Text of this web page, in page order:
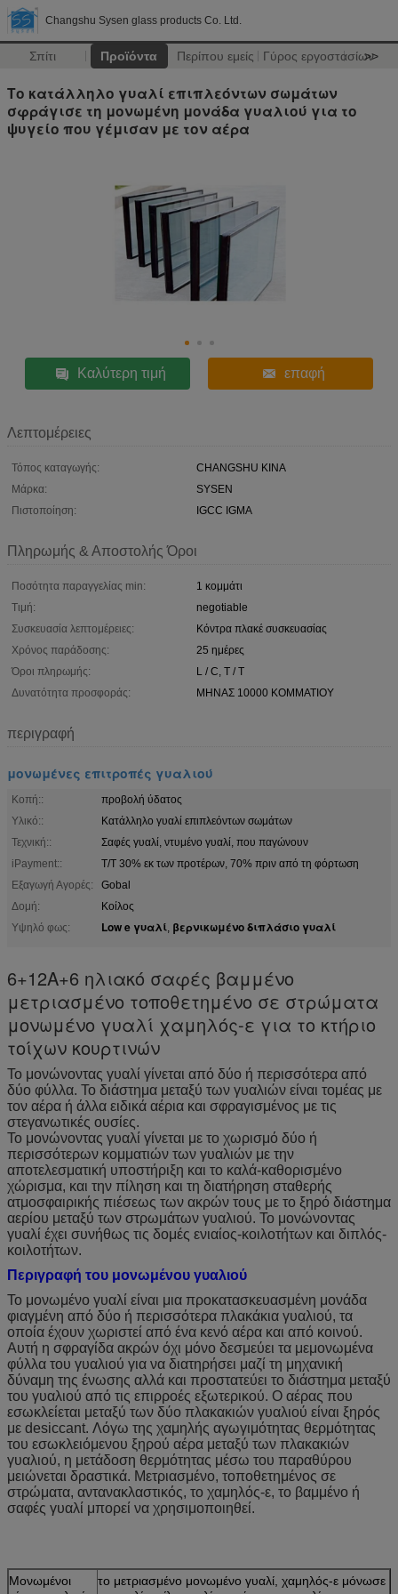
Changshu Sysen glass products Co. Ltd.
Σπίτι Προϊόντα Περίπου εμείς Γύρος εργοστασίων
>>
Το κατάλληλο γυαλί επιπλεόντων σωμάτων
σφράγισε τη μονωμένη μονάδα γυαλιού για το
ψυγείο που γέμισαν με τον αέρα
Καλύτερη τιμή επαφή
Λεπτομέρειες
Τόπος καταγωγής:
CHANGSHU ΚΙΝΑ
Μάρκα:
SYSEN
Πιστοποίηση:
IGCC IGMA
Πληρωμής & Αποστολής Όροι
Ποσότητα παραγγελίας min:
1 κομμάτι
Τιμή:
negotiable
Συσκευασία λεπτομέρειες:
Κόντρα πλακέ συσκευασίας
Χρόνος παράδοσης:
25 ημέρες
Όροι πληρωμής:
L / C, T / T
Δυνατότητα προσφοράς:
ΜΗΝΑΣ 10000 ΚΟΜΜΑΤΙΟΥ
περιγραφή
μονωμένες επιτροπές γυαλιού
Κοπή::
προβολή ύδατος
Υλικό::
Κατάλληλο γυαλί επιπλεόντων σωμάτων
Τεχνική::
Σαφές γυαλί, ντυμένο γυαλί, που παγώνουν
iPayment::
T/T 30% εκ των προτέρων, 70% πριν από τη φόρτωση
Εξαγωγή Αγορές:
Gobal
Δομή:
Κοίλος
Υψηλό φως:
Low e γυαλί, βερνικωμένο διπλάσιο γυαλί
6+12A+6 ηλιακό σαφές βαμμένο
μετριασμένο τοποθετημένο σε στρώματα
μονωμένο γυαλί χαμηλός-ε για το κτήριο
τοίχων κουρτινών
Το μονώνοντας γυαλί γίνεται από δύο ή περισσότερα από
δύο φύλλα. Το διάστημα μεταξύ των γυαλιών είναι τομέας με
τον αέρα ή άλλα ειδικά αέρια και σφραγισμένος με τις
στεγανωτικές ουσίες.
Το μονώνοντας γυαλί γίνεται με το χωρισμό δύο ή
περισσότερων κομματιών των γυαλιών με την
αποτελεσματική υποστήριξη και το καλά-καθορισμένο
χώρισμα, και την πίληση και τη διατήρηση σταθερής
ατμοσφαιρικής πιέσεως των ακρών τους με το ξηρό διάστημα
αερίου μεταξύ των στρωμάτων γυαλιού. Το μονώνοντας
γυαλί έχει συνήθως τις δομές ενιαίος-κοιλοτήτων και διπλός-
κοιλοτήτων.
Περιγραφή του μονωμένου γυαλιού
Το μονωμένο γυαλί είναι μια προκατασκευασμένη μονάδα
φιαγμένη από δύο ή περισσότερα πλακάκια γυαλιού, τα
οποία έχουν χωριστεί από ένα κενό αέρα και από κοινού.
Αυτή η σφραγίδα ακρών όχι μόνο δεσμεύει τα μεμονωμένα
φύλλα του γυαλιού για να διατηρήσει μαζί τη μηχανική
δύναμη της ένωσης αλλά και προστατεύει το διάστημα μεταξύ
του γυαλιού από τις επιρροές εξωτερικού. Ο αέρας που
εσωκλείεται μεταξύ των δύο πλακακιών γυαλιού είναι ξηρός
με desiccant. Λόγω της χαμηλής αγωγιμότητας θερμότητας
του εσωκλειόμενου ξηρού αέρα μεταξύ των πλακακιών
γυαλιού, η μετάδοση θερμότητας μέσω του παραθύρου
μειώνεται δραστικά. Μετριασμένο, τοποθετημένος σε
στρώματα, αντανακλαστικός, το χαμηλός-ε, το βαμμένο ή
σαφές γυαλί μπορεί να χρησιμοποιηθεί.
Μονωμένοι
το μετριασμένο μονωμένο γυαλί, χαμηλός-ε μόνωσε